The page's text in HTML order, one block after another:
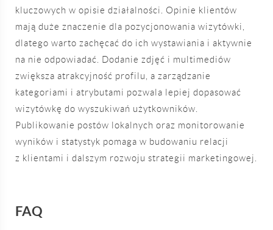
kluczowych w opisie działalności. Opinie klientów
mają duże znaczenie dla pozycjonowania wizytówki,
dlatego warto zachęcać do ich wystawiania i aktywnie
na nie odpowiadać. Dodanie zdjęć i multimediów
zwiększa atrakcyjność profilu, a zarządzanie
kategoriami i atrybutami pozwala lepiej dopasować
wizytówkę do wyszukiwań użytkowników.
Publikowanie postów lokalnych oraz monitorowanie
wyników i statystyk pomaga w budowaniu relacji
z klientami i dalszym rozwoju strategii marketingowej.
FAQ